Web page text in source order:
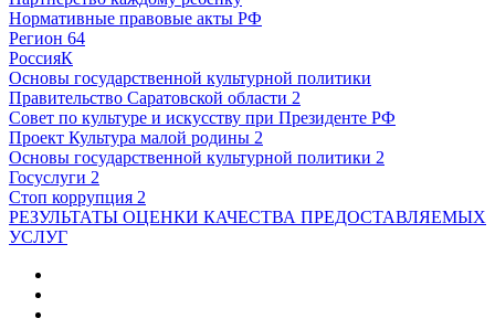
Нормативные правовые акты РФ
Регион 64
РоссияК
Основы государственной культурной политики
Правительство Саратовской области 2
Совет по культуре и искусству при Президенте РФ
Проект Культура малой родины 2
Основы государственной культурной политики 2
Госуслуги 2
Стоп коррупция 2
РЕЗУЛЬТАТЫ ОЦЕНКИ КАЧЕСТВА ПРЕДОСТАВЛЯЕМЫХ
УСЛУГ